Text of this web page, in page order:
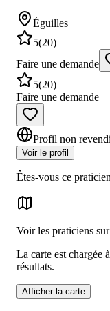
Éguilles
5(20)
Faire une demande
5(20)
Faire une demande
Profil non
Voir le profil
Êtes-vous ce
Voir les praticiens
La carte est chargée
résultats.
Afficher la carte